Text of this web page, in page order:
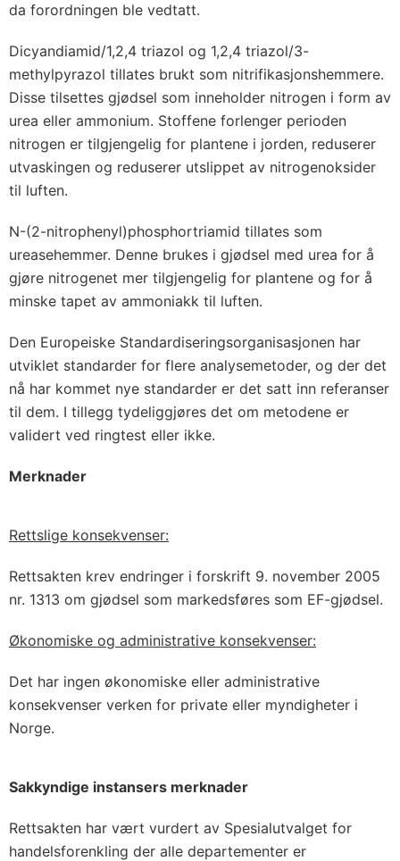
da forordningen ble vedtatt.
Dicyandiamid/1,2,4 triazol og 1,2,4 triazol/3-
methylpyrazol tillates brukt som nitrifikasjonshemmere.
Disse tilsettes gjødsel som inneholder nitrogen i form av
urea eller ammonium. Stoffene forlenger perioden
nitrogen er tilgjengelig for plantene i jorden, reduserer
utvaskingen og reduserer utslippet av nitrogenoksider
til luften.
N-(2-nitrophenyl)phosphortriamid tillates som
ureasehemmer. Denne brukes i gjødsel med urea for å
gjøre nitrogenet mer tilgjengelig for plantene og for å
minske tapet av ammoniakk til luften.
Den Europeiske Standardiseringsorganisasjonen har
utviklet standarder for flere analysemetoder, og der det
nå har kommet nye standarder er det satt inn referanser
til dem. I tillegg tydeliggjøres det om metodene er
validert ved ringtest eller ikke.
Merknader
Rettslige konsekvenser:
Rettsakten krev endringer i forskrift 9. november 2005
nr. 1313 om gjødsel som markedsføres som EF-gjødsel.
Økonomiske og administrative konsekvenser:
Det har ingen økonomiske eller administrative
konsekvenser verken for private eller myndigheter i
Norge.
Sakkyndige instansers merknader
Rettsakten har vært vurdert av Spesialutvalget for
handelsforenkling der alle departementer er